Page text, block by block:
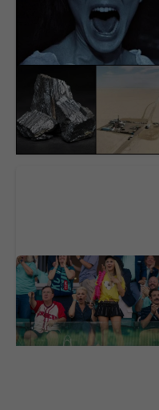
USA našli pod púšťou
surovinový poklad za 152
miliárd dolárov. V ťažbe
im stojí nečakaná
prekážka
Najlepší komediálny
seriál sa vrátil a prvá
už je online. Ohlasy sa
rozchádzajú